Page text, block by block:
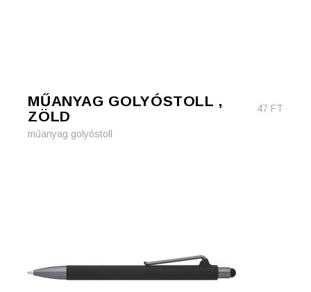
MŰANYAG GOLYÓSTOLL ,
ZÖLD
47 FT
műanyag golyóstoll